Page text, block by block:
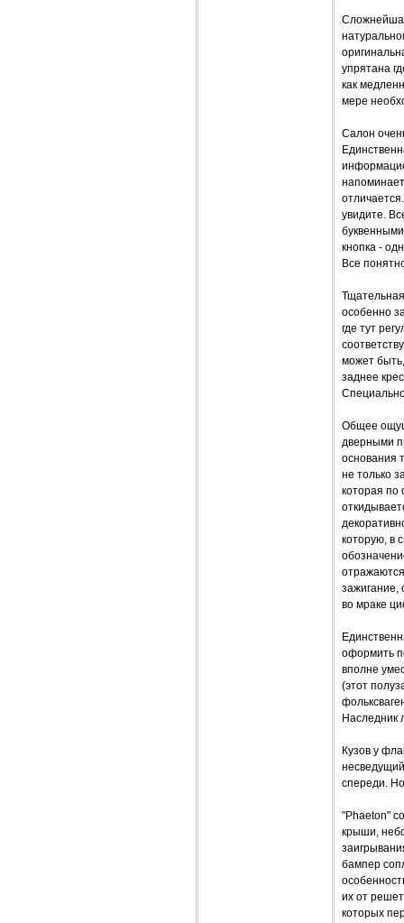
упрятана
как
мере
Салон
увидите.
кнопка -
Все
Тщательная
особенно
где тут
может
заднее
Общее
дверными
основания
не только
которая по
которую, в
зажигание,
во мраке
оформить
вполне
(этот
Наследник
Кузов у
спереди.
"Phaeton"
крыши,
бампер
их от
которых